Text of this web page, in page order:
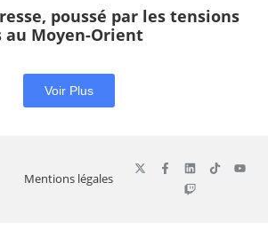
poussé par les tensions
au Moyen-Orient
Voir Plus
Mentions légales